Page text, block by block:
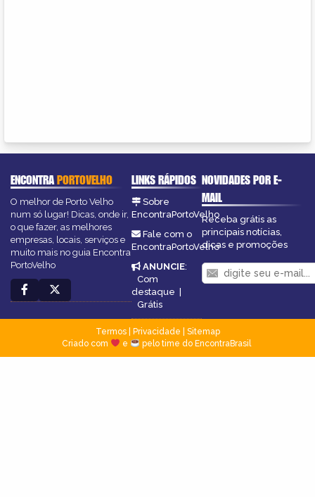
ENCONTRAPORTOVELHO
O melhor de Porto Velho
num só lugar! Dicas, onde ir,
o que fazer, as melhores
empresas, locais, serviços e
muito mais no guia Encontra
PortoVelho
LINKS RÁPIDOS
Sobre
EncontraPortoVelho
Fale com o
EncontraPortoVelho
ANUNCIE:
Com
destaque |
Grátis
NOVIDADES POR E-
MAIL
Receba grátis as
principais notícias,
dicas e promoções
Termos| Privacidade
Sitemap
Criado com
e pelo time do EncontraBrasil